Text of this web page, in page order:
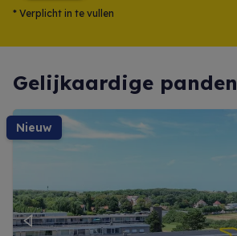
* Verplicht in te vullen
Gelijkaardige panden
nieuw
Previous